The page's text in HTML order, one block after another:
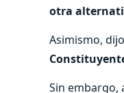
otra
Asimismo,
Sin embargo,